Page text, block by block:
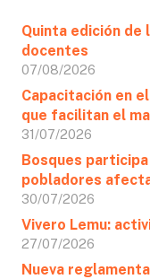
Quinta edición de
docentes
07/08/2026
Capacitación en
que facilitan el
31/07/2026
Bosques
pobladores
30/07/2026
Vivero Lemu:
27/07/2026
Nueva